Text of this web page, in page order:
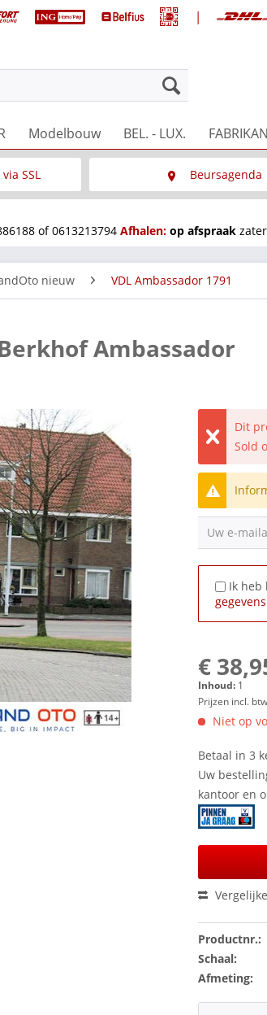
|
Modelbouw BEL. - LUX.
SSL Beursagenda
of 0613213794 Afhalen: op afspraak
nieuw VDL Ambassador 1791
Ambassador
Dit
Sold
Uw e-
Ik heb
€
Inhoud: 1
Prijzen incl.
Niet op
Betaal in 3
Uw
kantoor en
Productnr.:
Schaal:
Afmeting: